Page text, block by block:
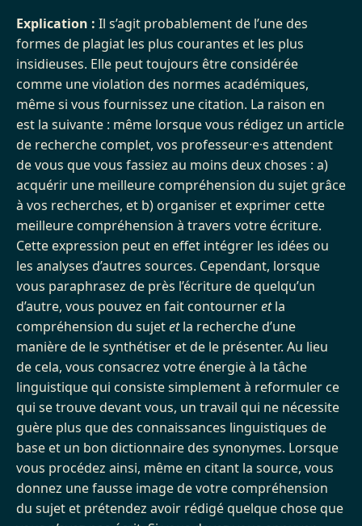
Explication : Il s’agit probablement de l’une des
formes de plagiat les plus courantes et les plus
insidieuses. Elle peut toujours être considérée
comme une violation des normes académiques,
même si vous fournissez une citation. La raison en
est la suivante : même lorsque vous rédigez un article
de recherche complet, vos professeur·e·s attendent
de vous que vous fassiez au moins deux choses : a)
acquérir une meilleure compréhension du sujet grâce
à vos recherches, et b) organiser et exprimer cette
meilleure compréhension à travers votre écriture.
Cette expression peut en effet intégrer les idées ou
les analyses d’autres sources. Cependant, lorsque
vous paraphrasez de près l’écriture de quelqu’un
d’autre, vous pouvez en fait contourneretla
compréhension du sujetetla recherche d’une
manière de le synthétiser et de le présenter. Au lieu
de cela, vous consacrez votre énergie à la tâche
linguistique qui consiste simplement à reformuler ce
qui se trouve devant vous, un travail qui ne nécessite
guère plus que des connaissances linguistiques de
base et un bon dictionnaire des synonymes. Lorsque
vous procédez ainsi, même en citant la source, vous
donnez une fausse image de votre compréhension
du sujet et prétendez avoir rédigé quelque chose que